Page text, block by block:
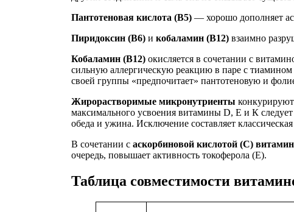
Пантотеновая кислота (В5) — хорошо дополняет
Пиридоксин (В6) и кобаламин (В12) взаимно
Кобаламин (В12) окисляется в сочетании с
сильную аллергическую реакцию в паре с
своей группы «предпочитает» пантотеновую и
Жирорастворимые микронутриенты
максимального усвоения витамины D, Е и К
обеда и ужина. Исключение составляет
В сочетании с аскорбиновой кислотой (С)
очередь, повышает активность токоферола (Е).
Таблица совместимости